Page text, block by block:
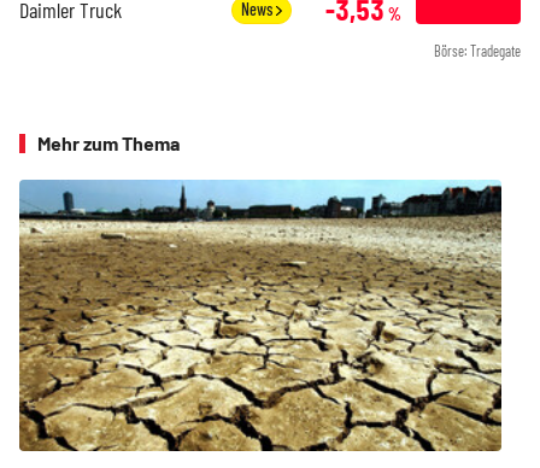
Daimler Truck News -3,53 %
Börse: Tradegate
Mehr zum Thema